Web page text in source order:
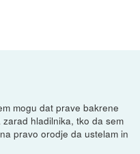
mogu dat prave bakrene
hladilnika, tko da sem
pravo orodje da ustelam in